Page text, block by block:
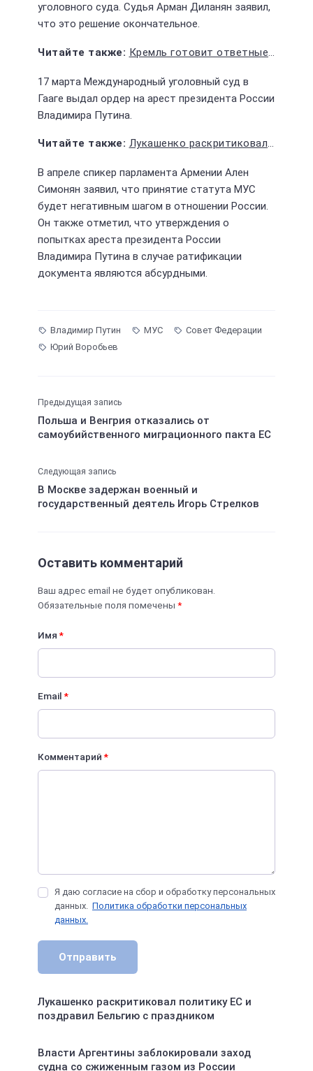
уголовного суда. Судья Арман Диланян заявил,
что это решение окончательное.
Кремль готовит ответные действия на переброску польских военных к границе с Белоруссией
17 марта Международный уголовный суд в
Гааге выдал ордер на арест президента России
Владимира Путина.
Лукашенко раскритиковал политику ЕС и поздравил Бельгию с праздником
В апреле спикер парламента Армении Ален
Симонян заявил, что принятие статута МУС
будет негативным шагом в отношении России.
Он также отметил, что утверждения о
попытках ареста президента России
Владимира Путина в случае ратификации
документа являются абсурдными.
Владимир Путин МУС
Совет Федерации
Юрий Воробьев
Предыдущая запись
Польша и Венгрия отказались от
самоубийственного миграционного пакта ЕС
Следующая запись
В Москве задержан военный и
государственный деятель Игорь Стрелков
Оставить комментарий
Ваш адрес email не будет опубликован.
Обязательные поля помечены *
Имя*
Email*
Комментарий*
Я даю согласие на сбор и обработку персональных
данных. Политика обработки персональных
данных.
Отправить
Лукашенко раскритиковал политику ЕС и
поздравил Бельгию с праздником
Власти Аргентины заблокировали заход
судна со сжиженным газом из России